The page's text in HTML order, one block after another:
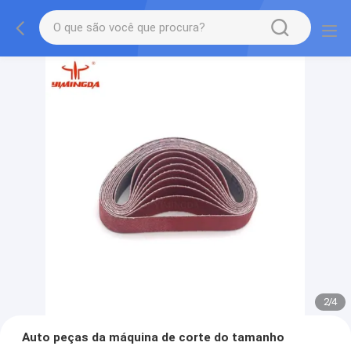
2/4
Auto peças da máquina de corte do tamanho